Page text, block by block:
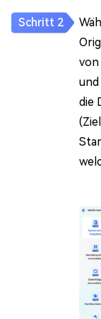
von
die